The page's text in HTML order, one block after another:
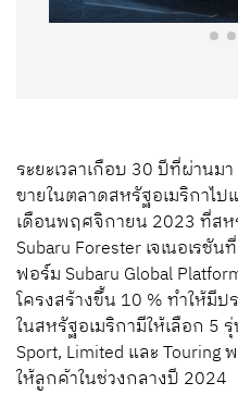
ระยะเวลาเกือบ 30 ปีที่ผ่านม
ขายในตลาดสหรัฐอเมริกาไ
เดือนพฤศจิกายน 2023 ที่สห
Subaru Forester เจเนอเ
ฟอร์ม Subaru Global
โครงสร้างขึ้น 10 % ทำให้มี
ในสหรัฐอเมริกามีให้เลือก 5
Sport, Limited และ
ให้ลูกค้าในช่วงกลางปี 2024